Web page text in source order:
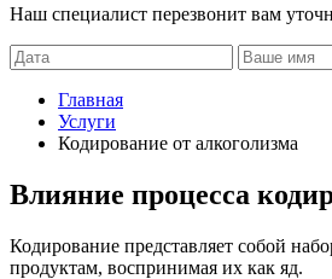
Наш специалист перезвонит вам
Главная
Услуги
Кодирование от алкоголизма
Влияние процесса
Кодирование представляет собой
продуктам, воспринимая их как яд.